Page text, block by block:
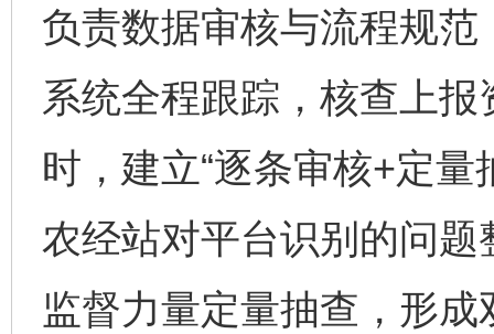
负责数据审核与流程规
系统全程跟踪，核查上
时，建立“逐条审核+定
农经站对平台识别的问
监督力量定量抽查，形